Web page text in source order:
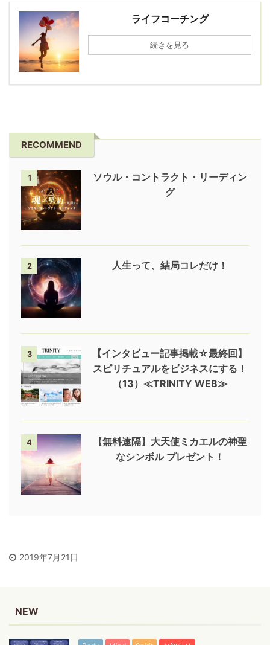
ライフコーチング
続きを見る
RECOMMEND
1
ソウル・コントラクト・リーディン
グ
2 人生って、結局コレだけ！
3
【インタビュー記事掲載☆最終回】
スピリチュアルをビジネスにする！
（13）≪TRINITY WEB≫
4
【無料遠隔】大天使ミカエルの神聖
なシンボル プレゼント！
2019年7月21日
NEW